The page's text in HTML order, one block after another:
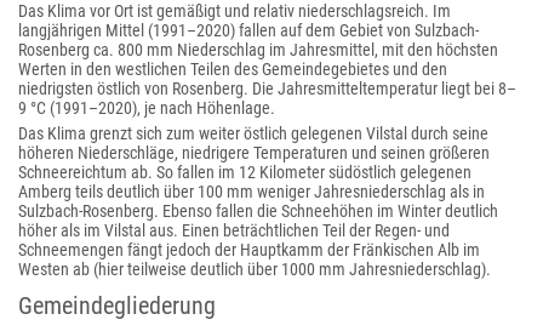
Das Klima vor Ort ist gemäßigt und relativ niederschlagsreich. Im
langjährigen Mittel (1991–2020) fallen auf dem Gebiet von Sulzbach-
Rosenberg ca. 800 mm Niederschlag im Jahresmittel, mit den höchsten
Werten in den westlichen Teilen des Gemeindegebietes und den
niedrigsten östlich von Rosenberg. Die Jahresmitteltemperatur liegt bei 8–
9 °C (1991–2020), je nach Höhenlage.
Das Klima grenzt sich zum weiter östlich gelegenen Vilstal durch seine
höheren Niederschläge, niedrigere Temperaturen und seinen größeren
Schneereichtum ab. So fallen im 12 Kilometer südöstlich gelegenen
Amberg teils deutlich über 100 mm weniger Jahresniederschlag als in
Sulzbach-Rosenberg. Ebenso fallen die Schneehöhen im Winter deutlich
höher als im Vilstal aus. Einen beträchtlichen Teil der Regen- und
Schneemengen fängt jedoch der Hauptkamm der Fränkischen Alb im
Westen ab (hier teilweise deutlich über 1000 mm Jahresniederschlag).
Gemeindegliederung